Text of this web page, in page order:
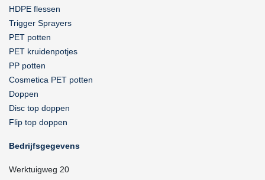
HDPE flessen
Trigger Sprayers
PET potten
PET kruidenpotjes
PP potten
Cosmetica PET potten
Doppen
Disc top doppen
Flip top doppen
Bedrijfsgegevens
Werktuigweg 20